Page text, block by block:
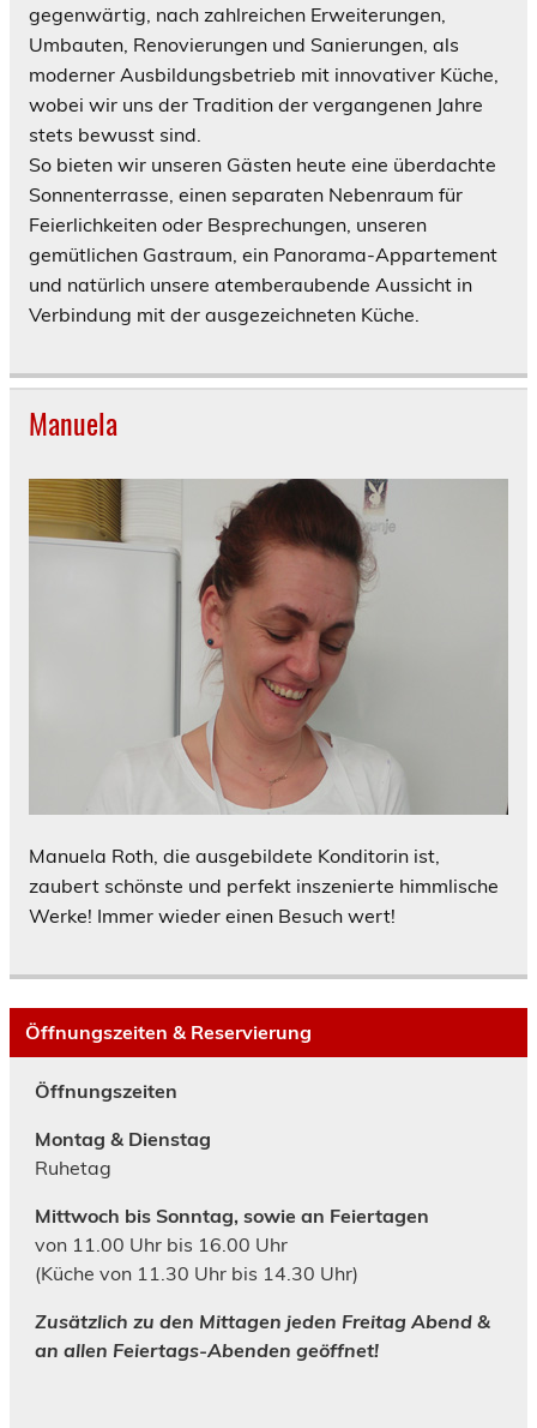
gegenwärtig, nach zahlreichen Erweiterungen,
Umbauten, Renovierungen und Sanierungen, als
moderner Ausbildungsbetrieb mit innovativer Küche,
wobei wir uns der Tradition der vergangenen Jahre
stets bewusst sind.
So bieten wir unseren Gästen heute eine überdachte
Sonnenterrasse, einen separaten Nebenraum für
Feierlichkeiten oder Besprechungen, unseren
gemütlichen Gastraum, ein Panorama-Appartement
und natürlich unsere atemberaubende Aussicht in
Verbindung mit der ausgezeichneten Küche.
Manuela
Manuela Roth, die ausgebildete Konditorin ist,
zaubert schönste und perfekt inszenierte himmlische
Werke! Immer wieder einen Besuch wert!
Öffnungszeiten & Reservierung
Öffnungszeiten
Montag & Dienstag
Ruhetag
Mittwoch bis Sonntag, sowie an Feiertagen
von 11.00 Uhr bis 16.00 Uhr
(Küche von 11.30 Uhr bis 14.30 Uhr)
Zusätzlich zu den Mittagen jeden Freitag Abend &
an allen Feiertags-Abenden geöffnet!